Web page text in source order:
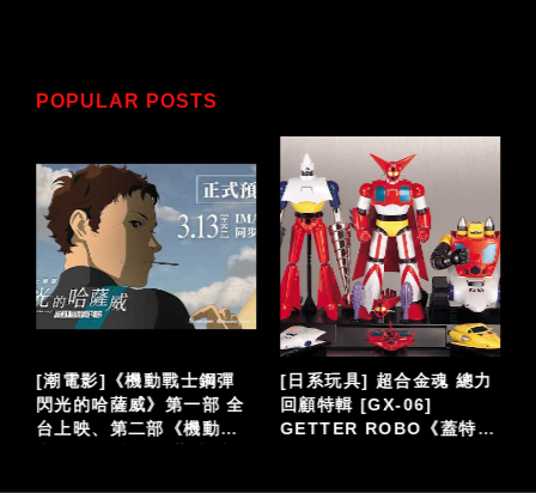
POPULAR POSTS
[潮電影]《機動戰士鋼彈
閃光的哈薩威》第一部 全
台上映、第二部《機動戰
[日系玩具] 超合金魂 總力
回顧特輯 [GX-06]
GETTER ROBO《蓋特機